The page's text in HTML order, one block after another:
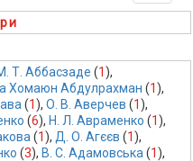
Т. Аббасзаде (1),
Хомаюн Абдулрахман (1),
(1), О. В. Аверчев (1),
(6), Н. Л. Авраменко (1),
(1), Д. О. Агєєв (1),
(3), В. С. Адамовська (1),